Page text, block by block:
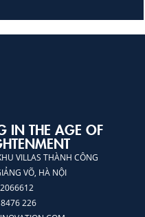
IN THE AGE OF
VILLAS THÀNH CÔNG
VÕ, HÀ NỘI
226